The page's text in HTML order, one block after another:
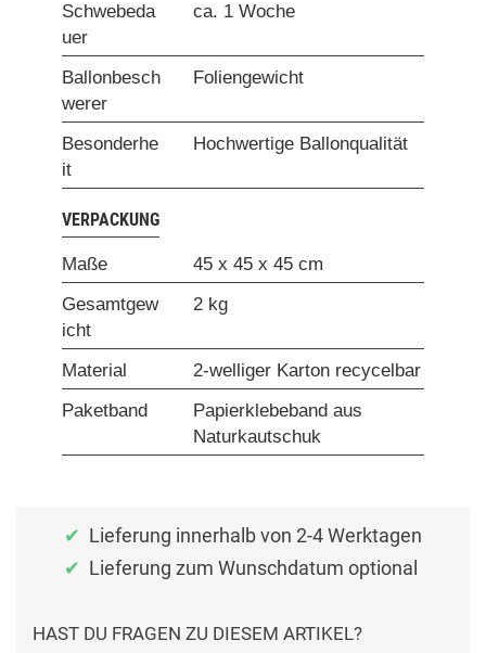
Schwebeda
uer
ca. 1 Woche
Ballonbesch
werer
Foliengewicht
Besonderhe
it
Hochwertige Ballonqualität
VERPACKUNG
Maße
45 x 45 x 45 cm
Gesamtgew
icht
2 kg
Material
2-welliger Karton recycelbar
Paketband
Papierklebeband aus
Naturkautschuk
Lieferung innerhalb von 2-4 Werktagen
Lieferung zum Wunschdatum optional
HAST DU FRAGEN ZU DIESEM ARTIKEL?